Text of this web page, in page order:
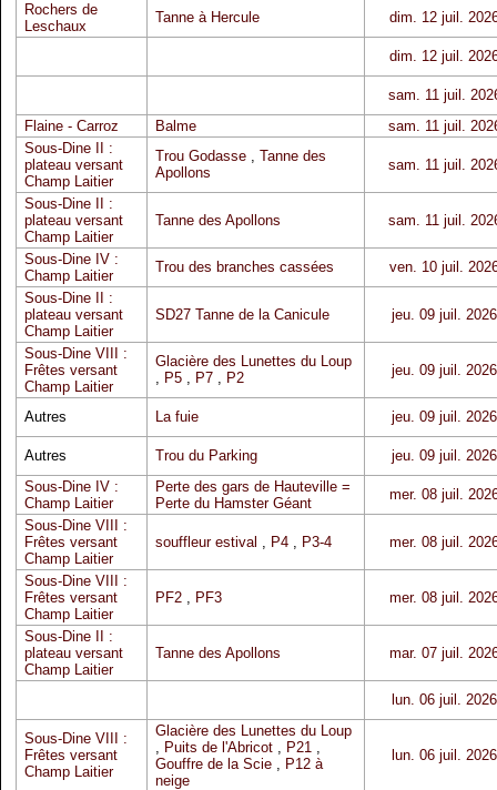
Rochers de
Leschaux
Tanne à Hercule dim. 12 juil.
dim. 12 juil.
sam. 11 juil.
Flaine - Carroz
Balme
sam. 11 juil.
Sous-Dine II :
plateau versant
Champ Laitier
Trou Godasse, Tanne des
Apollons
sam. 11 juil.
Sous-Dine II :
plateau versant
Champ Laitier
Tanne des Apollons sam. 11 juil.
Sous-Dine IV :
Champ Laitier
Trou des branches cassées
ven. 10 juil.
Sous-Dine II :
plateau versant
Champ Laitier
SD27 Tanne de la Canicule jeu. 09 juil. 2026
Sous-Dine VIII :
Frêtes versant
Champ Laitier
Glacière des Lunettes du Loup
, P5, P7, P2 jeu. 09 juil. 2026
Autres La fuie jeu. 09 juil. 2026
Autres Trou du Parking
jeu. 09 juil. 2026
Sous-Dine IV :
Champ Laitier
Perte des gars de Hauteville =
Perte du Hamster Géant
mer. 08 juil.
Sous-Dine VIII :
Frêtes versant
Champ Laitier
souffleur estival , P4, P3-4 mer. 08 juil.
Sous-Dine VIII :
Frêtes versant
Champ Laitier
PF2, PF3 mer. 08 juil.
Sous-Dine II :
plateau versant
Champ Laitier
Tanne des Apollons mar. 07 juil.
lun. 06 juil. 2026
Sous-Dine VIII :
Frêtes versant
Champ Laitier
Glacière des Lunettes du Loup
, Puits de l'Abricot, P21,
Gouffre de la Scie, P12 à
neige
lun. 06 juil. 2026